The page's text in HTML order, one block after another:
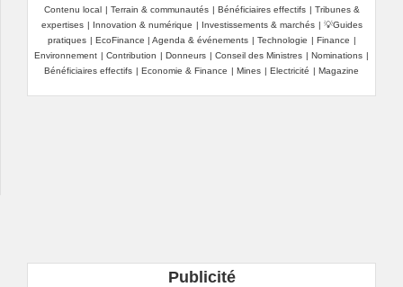
Contenu local | Terrain & communautés | Bénéficiaires effectifs | Tribunes &
expertises | Innovation & numérique | Investissements & marchés | 💡Guides
pratiques | EcoFinance | Agenda & événements | Technologie | Finance |
Environnement | Contribution | Donneurs | Conseil des Ministres | Nominations |
Bénéficiaires effectifs | Economie & Finance | Mines | Electricité | Magazine
Publicité